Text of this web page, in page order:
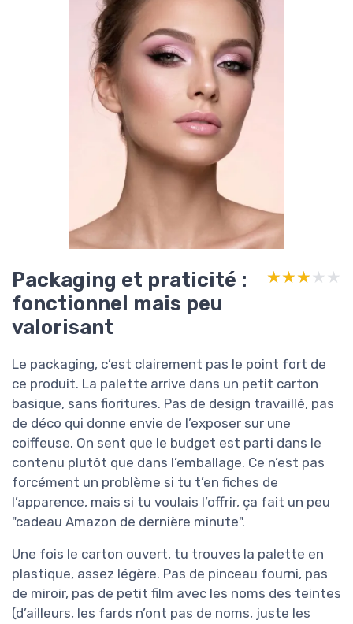
Packaging et praticité :
fonctionnel mais peu
valorisant
★★★★★
★★★★★
Le packaging, c’est clairement pas le point fort de
ce produit. La palette arrive dans un petit carton
basique, sans fioritures. Pas de design travaillé, pas
de déco qui donne envie de l’exposer sur une
coiffeuse. On sent que le budget est parti dans le
contenu plutôt que dans l’emballage. Ce n’est pas
forcément un problème si tu t’en fiches de
l’apparence, mais si tu voulais l’offrir, ça fait un peu
"cadeau Amazon de dernière minute".
Une fois le carton ouvert, tu trouves la palette en
plastique, assez légère. Pas de pinceau fourni, pas
de miroir, pas de petit film avec les noms des teintes
(d’ailleurs, les fards n’ont pas de noms, juste les